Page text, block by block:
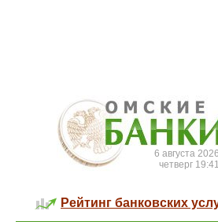
6 августа 2026
четверг 19:41
Рейтинг банковских